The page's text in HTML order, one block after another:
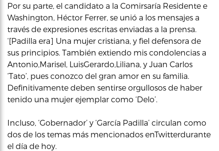
Por su parte, el candidato a la Comirsaría Residente e
Washington, Héctor Ferrer, se unió a los mensajes a
través de expresiones escritas enviadas a la prensa.
‘[Padilla era] Una mujer cristiana, y fiel defensora de
sus principios. También extiendo mis condolencias a
Antonio,Marisel, LuisGerardo,Liliana, y Juan Carlos
‘Tato’, pues conozco del gran amor en su familia.
Definitivamente deben sentirse orgullosos de haber
tenido una mujer ejemplar como ‘Delo’.
Incluso, ‘Gobernador’ y ‘García Padilla’ circulan como
dos de los temas más mencionados enTwitterdurante
el día de hoy.